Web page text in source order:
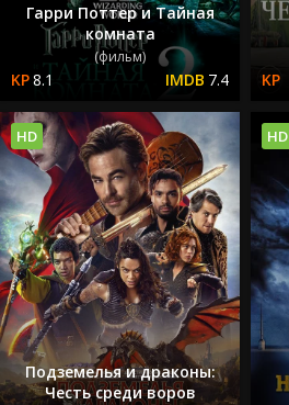
Гарри Поттер и Тайная
комната
(фильм)
8.1 7.4
Подземелья и драконы:
Честь среди воров
HD HD